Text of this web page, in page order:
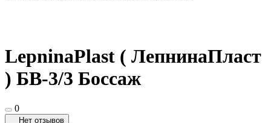
LepninaPlast ( ЛепнинаПласт
) БВ-3/3 Боссаж
0
Нет отзывов